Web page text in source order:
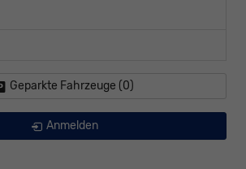
Geparkte Fahrzeuge (0)
Anmelden